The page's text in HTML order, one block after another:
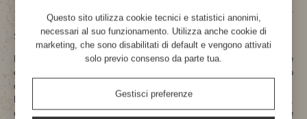
Sono Stefano Lorenzi, arboricoltore professionista.
Mi occupo di alberi dal 1994 e dal 2005 sono istruttore di Tree
climbing e abbattimento controllato presso la Scuola Agraria del Parco
di Monza.
Da Gennaio 1996 conduco la mia attività artigiana di arboricoltura,
collaborando con svariate realtà in tutta Italia, per interventi che
Questo sito utilizza cookie tecnici e statistici anonimi,
necessari al suo funzionamento. Utilizza anche cookie di
marketing, che sono disabilitati di default e vengono attivati
solo previo consenso da parte tua.
Gestisci preferenze